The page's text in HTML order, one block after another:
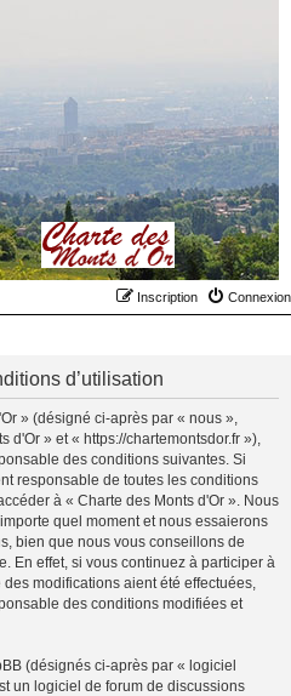
Connexion
Inscription
d’utilisation
» (désigné ci-après par « nous »,
d'Or » et « https://chartemontsdor.fr »),
des conditions suivantes. Si
responsable de toutes les conditions
à « Charte des Monts d'Or ». Nous
quel moment et nous essaierons
bien que nous vous conseillons de
En effet, si vous continuez à participer à
modifications aient été effectuées,
des conditions modifiées et
(désignés ci-après par « logiciel
un logiciel de forum de discussions